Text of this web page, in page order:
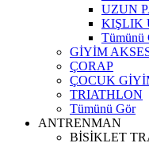
UZUN
KIŞLIK
Tümünü
GİYİM
ÇORAP
ÇOCUK
TRIATHLON
Tümünü Gör
ANTRENMAN
BİSİKLET